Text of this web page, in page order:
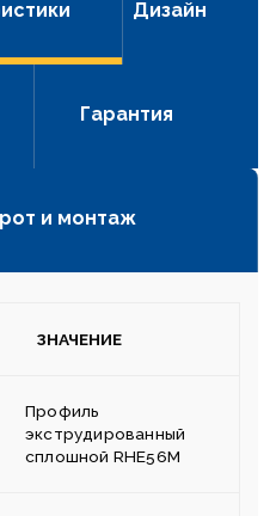
Дизайн
Гарантия
и монтаж
ЗНАЧЕНИЕ
Профиль
экструдированный
сплошной RHE56M